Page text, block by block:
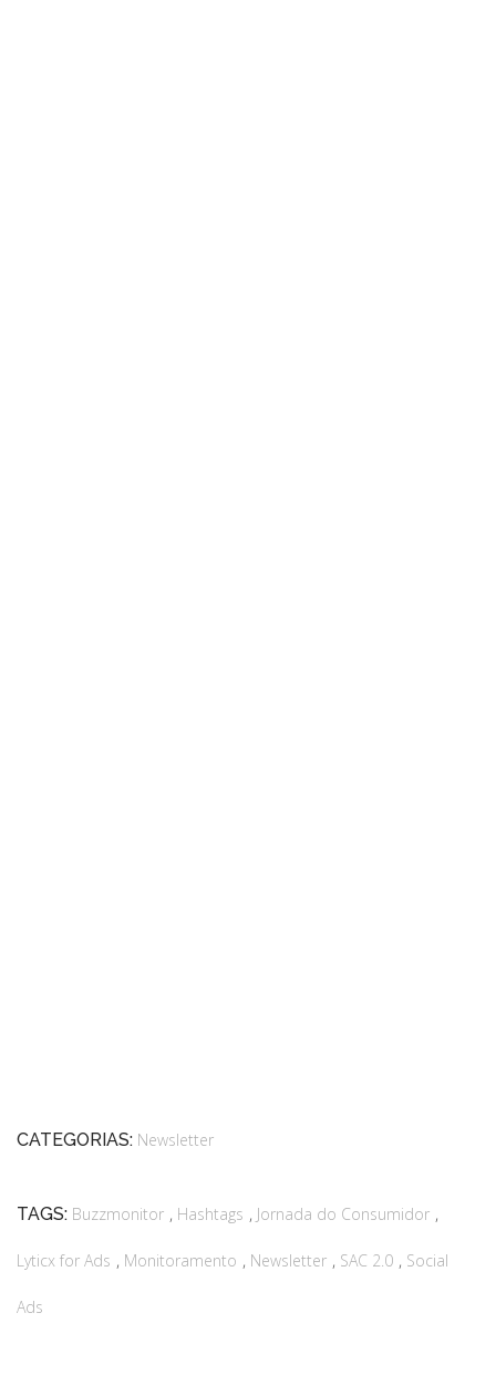
CATEGORIAS: Newsletter
TAGS: Buzzmonitor , Hashtags , Jornada do Consumidor ,
Lyticx for Ads , Monitoramento , Newsletter , SAC 2.0 , Social
Ads